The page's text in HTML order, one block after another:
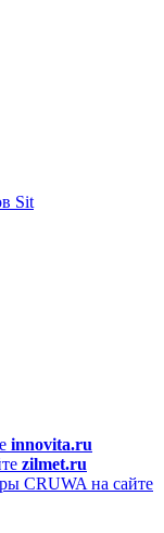
Sit
innovita.ru
zilmet.ru
CRUWA на сайте